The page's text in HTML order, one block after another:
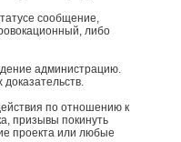
сообщение,
либо
администрацию.
по отношению к
призывы покинуть
проекта или любые